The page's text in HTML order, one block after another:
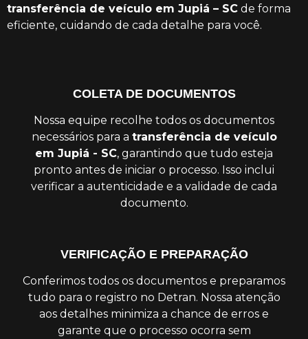
transferência de veículo em Jupiá – SC de forma
eficiente, cuidando de cada detalhe para você.
COLETA DE DOCUMENTOS
Nossa equipe recolhe todos os documentos
necessários para a transferência de veículo
em Jupiá - SC, garantindo que tudo esteja
pronto antes de iniciar o processo. Isso inclui
verificar a autenticidade e a validade de cada
documento.
VERIFICAÇÃO E PREPARAÇÃO
Conferimos todos os documentos e preparamos
tudo para o registro no Detran. Nossa atenção
aos detalhes minimiza a chance de erros e
garante que o processo ocorra sem